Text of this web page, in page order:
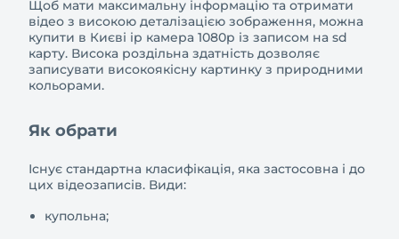
Щоб мати максимальну інформацію та отримати
відео з високою деталізацією зображення, можна
купити в Києві ip камера 1080p із записом на sd
карту. Висока роздільна здатність дозволяє
записувати високоякісну картинку з природними
кольорами.
Як обрати
Існує стандартна класифікація, яка застосовна і до
цих відеозаписів. Види:
купольна;